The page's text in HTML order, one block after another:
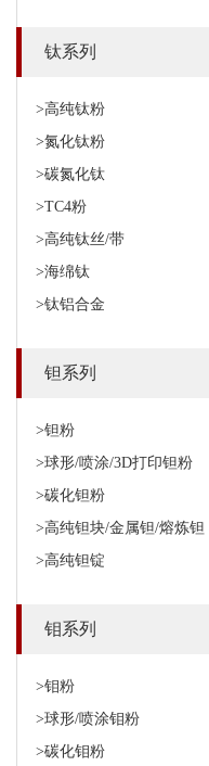
钛系列
>高纯钛粉
>氮化钛粉
>碳氮化钛
>TC4粉
>高纯钛丝/带
>海绵钛
>钛铝合金
钽系列
>钽粉
>球形/喷涂/3D打印钽粉
>碳化钽粉
>高纯钽块/金属钽/熔炼钽
>高纯钽锭
钼系列
>钼粉
>球形/喷涂钼粉
>碳化钼粉